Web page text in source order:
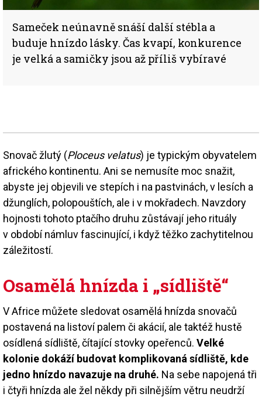
Sameček neúnavně snáší další stébla a
buduje hnízdo lásky. Čas kvapí, konkurence
je velká a samičky jsou až příliš vybíravé
Snovač žlutý (Ploceus velatus) je typickým obyvatelem
afrického kontinentu. Ani se nemusíte moc snažit,
abyste jej objevili ve stepích i na pastvinách, v lesích a
džunglích, polopouštích, ale i v mokřadech. Navzdory
hojnosti tohoto ptačího druhu zůstávají jeho rituály
v období námluv fascinující, i když těžko zachytitelnou
záležitostí.
Osamělá hnízda i „sídliště“
V Africe můžete sledovat osamělá hnízda snovačů
postavená na listoví palem či akácií, ale taktéž hustě
osídlená sídliště, čítající stovky opeřenců. Velké
kolonie dokáží budovat komplikovaná sídliště, kde
jedno hnízdo navazuje na druhé. Na sebe napojená tři
i čtyři hnízda ale žel někdy při silnějším větru neudrží